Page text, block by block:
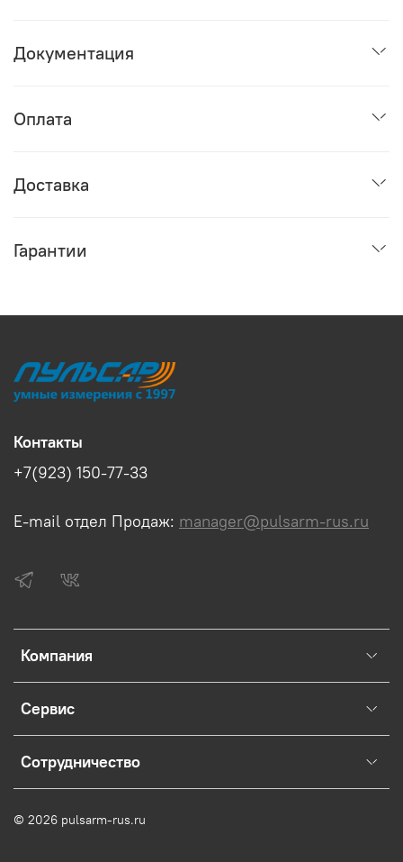
Документация
Оплата
Доставка
Гарантии
Компания
Сервис
Сотрудничество
Контакты
+7(923) 150-77-33
E-mail отдел Продаж: manager@pulsarm-rus.ru
© 2026 pulsarm-rus.ru